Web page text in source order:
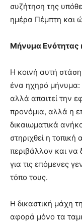
συζήτηση της
ημέρα Πέμπτη και
Μήνυμα Ενότητας
Η κοινή αυτή
ένα ηχηρό μήνυμα:
αλλά απαιτεί την
προνόμια, αλλά η
δικαιωματικά
στηριχθεί η
περιβάλλον και να
για τις επόμενες
τόπο τους.
Η δικαστική μάχη
αφορά μόνο τα